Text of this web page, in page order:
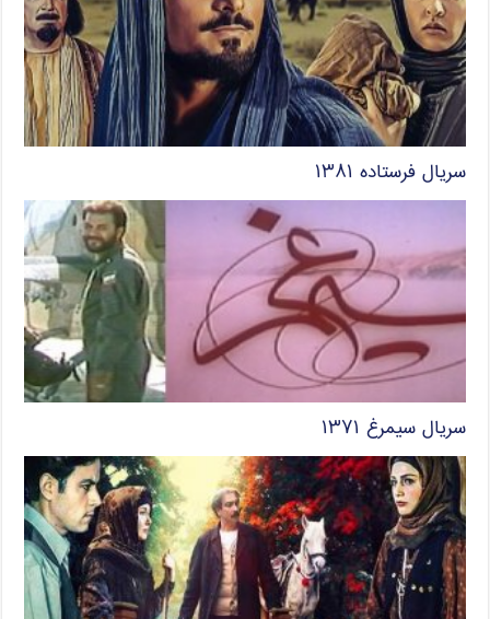
سریال فرستاده ۱۳۸۱
سریال سیمرغ ۱۳۷۱